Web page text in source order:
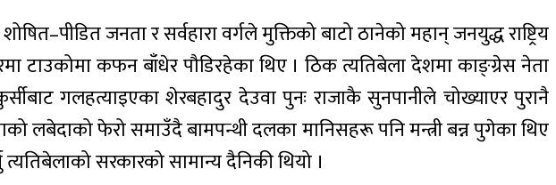
जनता र सर्वहारा वर्गले मुक्तिको बाटो ठानेको महान् जनयुद्ध राष्ट्रिय
टाउकोमा कफन बाँधेर पौडिरहेका थिए । ठिक त्यतिबेला देशमा काङ्ग्रेस नेता
गलहत्याइएका शेरबहादुर देउवा पुनः राजाकै सुनपानीले चोख्याएर पुरानै
लबेदाको फेरो समाउँदै बामपन्थी दलका मानिसहरू पनि मन्त्री बन्न पुगेका थिए
सरकारको सामान्य दैनिकी थियो ।